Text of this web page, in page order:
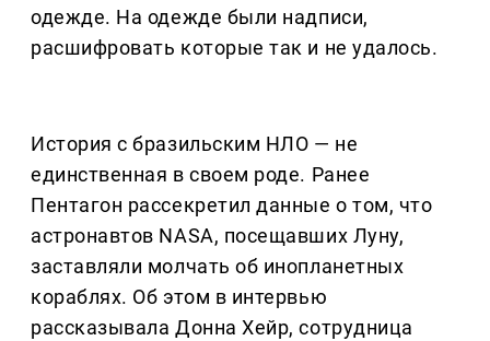
одежде. На одежде были надписи,
расшифровать которые так и не удалось.
История с бразильским НЛО — не
единственная в своем роде. Ранее
Пентагон рассекретил данные о том, что
астронавтов NASA, посещавших Луну,
заставляли молчать об инопланетных
кораблях. Об этом в интервью
рассказывала Донна Хейр, сотрудница